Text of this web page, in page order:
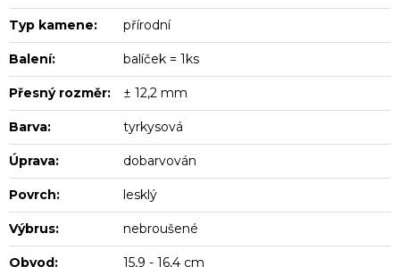
Typ kamene: přírodní
Balení: balíček = 1ks
Přesný rozměr: ± 12,2 mm
Barva: tyrkysová
Úprava: dobarvován
Povrch: lesklý
Výbrus: nebroušené
Obvod: 15,9 - 16,4 cm